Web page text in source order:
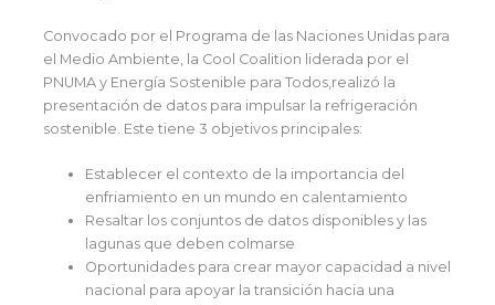
Convocado por el Programa de las Naciones Unidas para
el Medio Ambiente, la Cool Coalition liderada por el
PNUMA y Energía Sostenible para Todos,realizó la
presentación de datos para impulsar la refrigeración
sostenible. Este tiene 3 objetivos principales:
Establecer el contexto de la importancia del
enfriamiento en un mundo en calentamiento
Resaltar los conjuntos de datos disponibles y las
lagunas que deben colmarse
Oportunidades para crear mayor capacidad a nivel
nacional para apoyar la transición hacia una